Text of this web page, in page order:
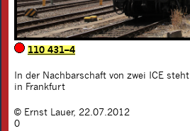
110 431–4
In der Nachbarschaft von zwei ICE steht
in Frankfurt
© Ernst Lauer, 22.07.2012
0